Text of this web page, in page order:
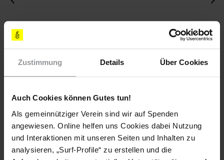
Zustimmung Details Über Cookies
Auch Cookies können Gutes tun!
Als gemeinnütziger Verein sind wir auf Spenden
angewiesen. Online helfen uns Cookies dabei Nutzung
und Interaktionen mit unseren Seiten und Inhalten zu
analysieren, „Surf-Profile“ zu erstellen und die
Schlagworte
Israel Und Besetztes Palästinensisches Gebiet
Palästina
Aktuell
Teile diesen Beitrag